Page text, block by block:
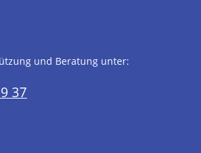
und Beratung unter:
37